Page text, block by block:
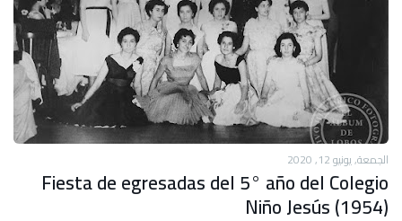
الجمعة, يونيو 12, 2020
Fiesta de egresadas del 5° año del Colegio
Niño Jesús (1954)